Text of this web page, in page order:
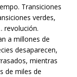
Transiciones
verdes,
revolución.
a millones de
desaparecen,
mientras
de miles de